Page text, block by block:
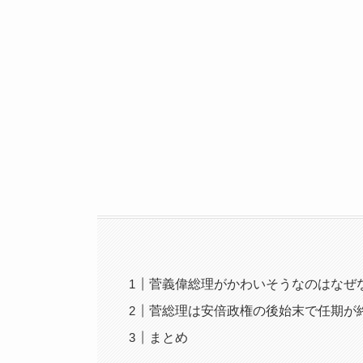
菅義偉総理がかわいそうなのはなぜ
菅総理は安倍政権の後始末で任期が
まとめ